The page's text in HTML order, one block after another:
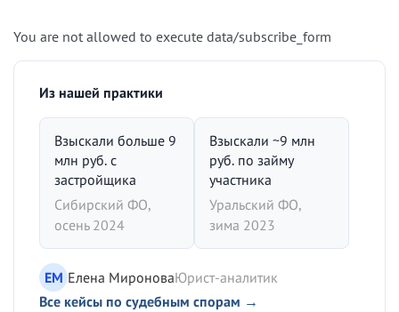
You are not allowed to execute data/subscribe_form
Из нашей практики
Взыскали больше 9
млн руб. с
застройщика
Сибирский ФО,
осень 2024
Взыскали ~9 млн
руб. по займу
участника
Уральский ФО,
зима 2023
ЕМ Елена МироноваЮрист-аналитик
Все кейсы по судебным спорам →